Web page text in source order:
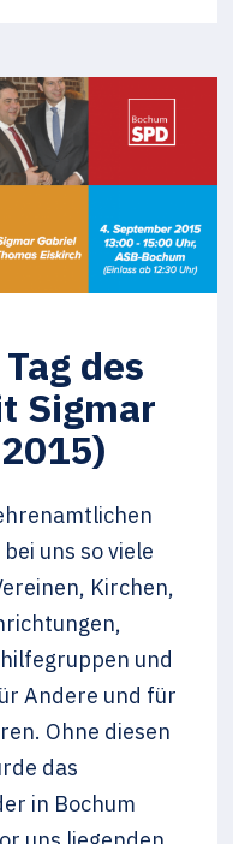
des
Sigmar
uns so viele
Kirchen,
und
Andere und für
Ohne diesen
das
in Bochum